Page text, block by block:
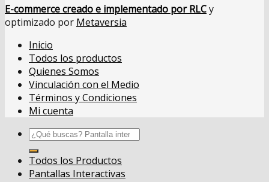
E-commerce creado e implementado por RLCy
optimizado por Metaversia
Inicio
Todos los productos
Quienes Somos
Vinculación con el Medio
Términos y Condiciones
Mi cuenta
Buscar
por:
Todos los Productos
Pantallas Interactivas